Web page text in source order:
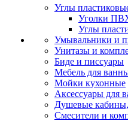
Углы
Уголки
Углы
Умывальники и
Унитазы и
Биде и писсуары
Мебель для
Мойки кухонные
Аксессуары для
Душевые
Смесители и